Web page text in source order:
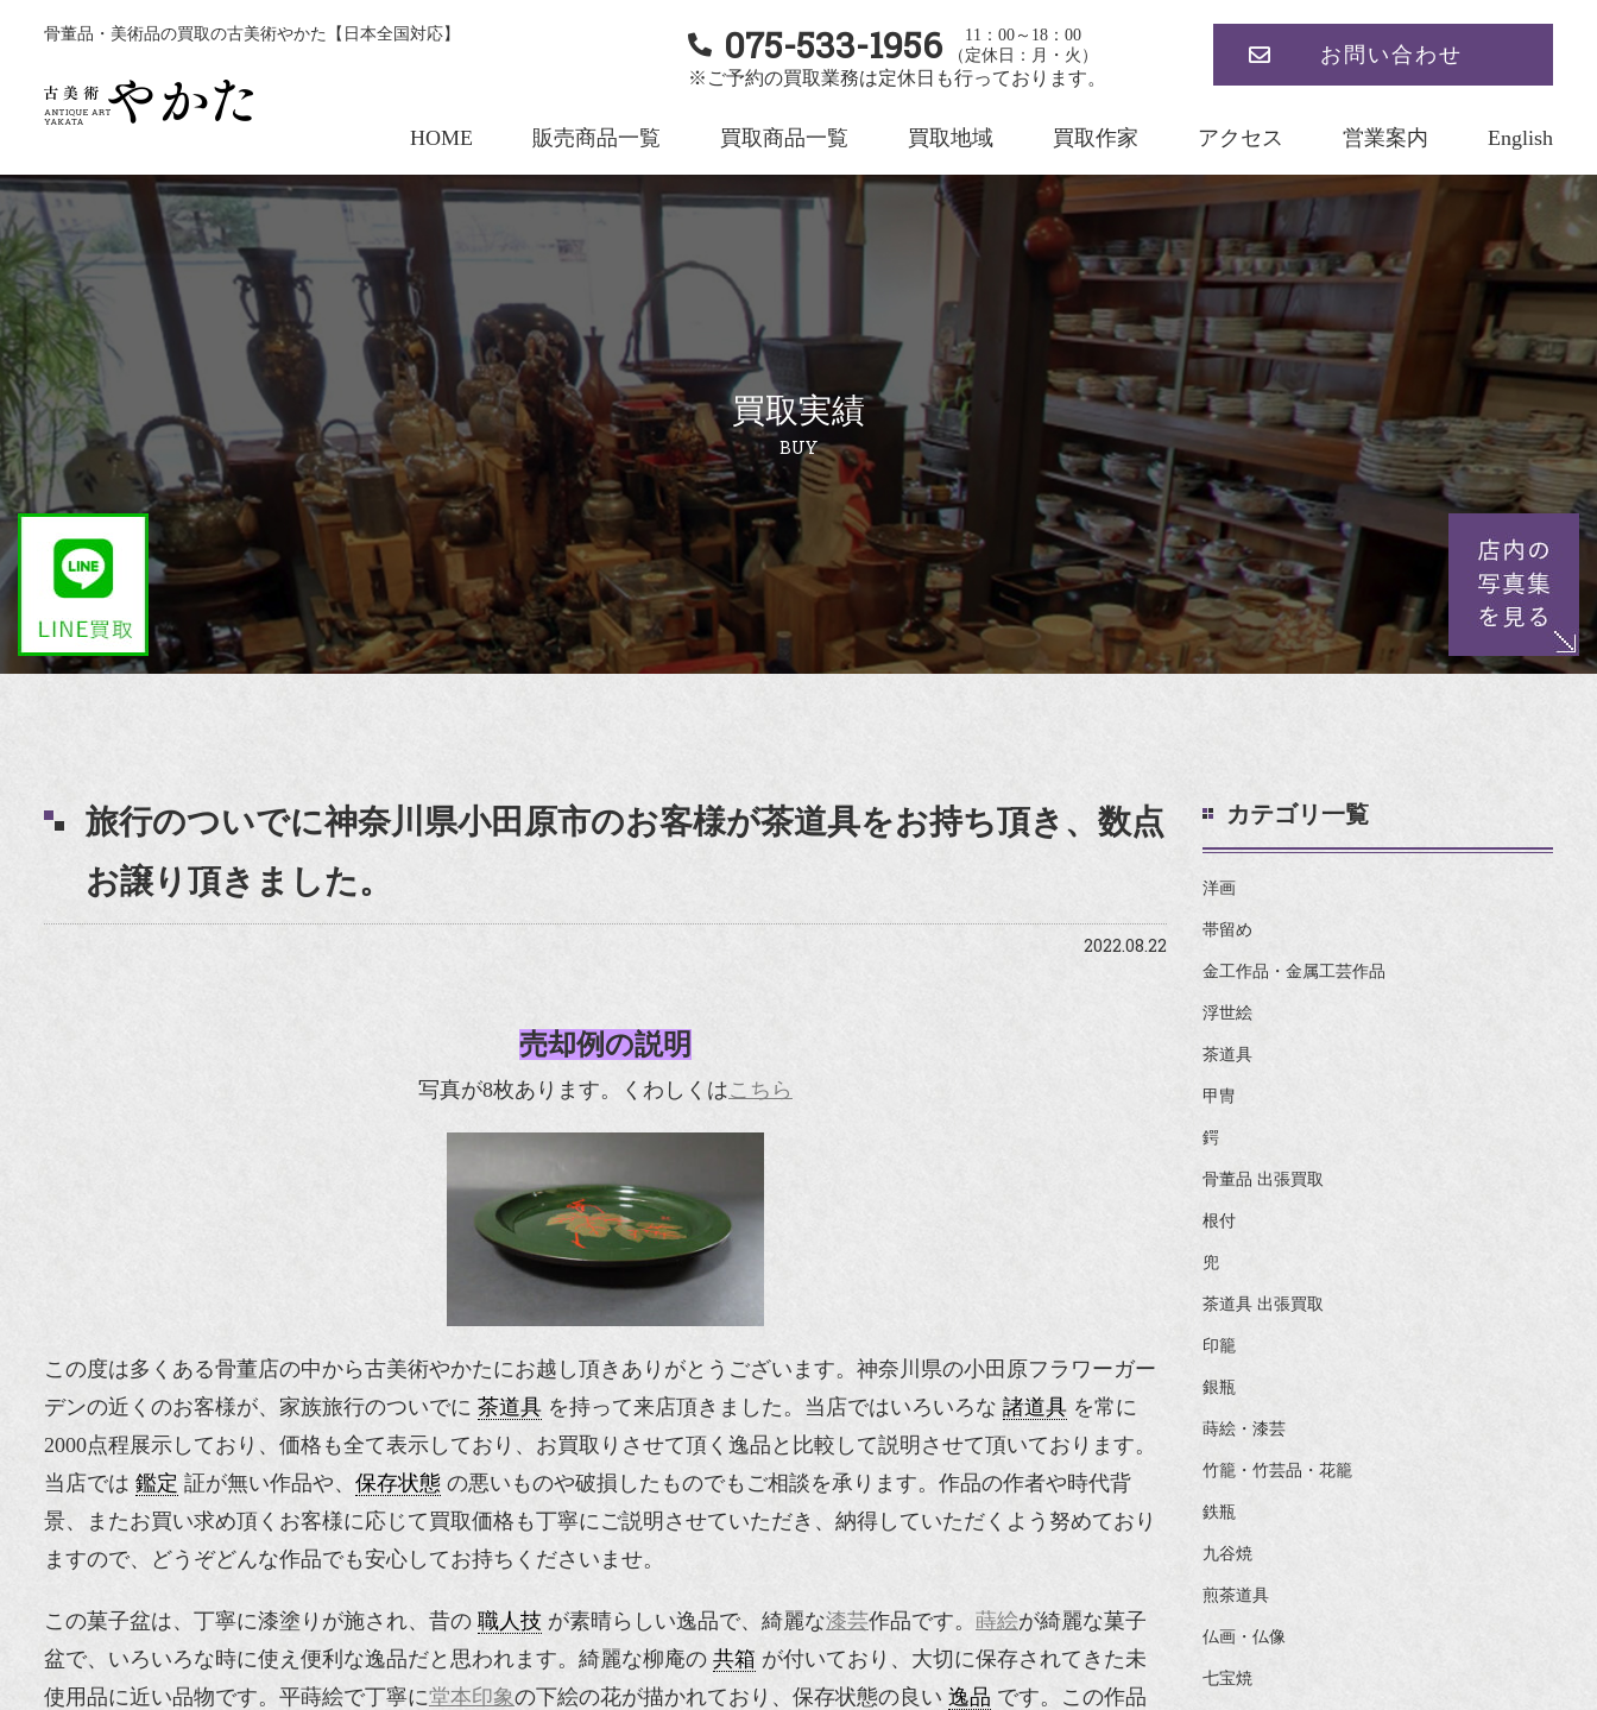
骨董品・美術品の買取の古美術やかた【日本全国対応】 075-533-1956
11：00～18：00
（定休日：月・火）
※ご予約の買取業務は定休日も行っております。
お問い合わせ
HOME 販売商品一覧 買取商品一覧 買取地域 買取作家 アクセス 営業案内 English
買取実績
BUY
旅行のついでに神奈川県小田原市のお客様が茶道具をお持ち頂き、数点
お譲り頂きました。
2022.08.22
売却例の説明
写真が8枚あります。くわしくはこちら
この度は多くある骨董店の中から古美術やかたにお越し頂きありがとうございます。神奈川県の小田原フラワーガー
デンの近くのお客様が、家族旅行のついでに 茶道具 を持って来店頂きました。当店ではいろいろな 諸道具 を常に
2000点程展示しており、価格も全て表示しており、お買取りさせて頂く逸品と比較して説明させて頂いております。
当店では 鑑定 証が無い作品や、 保存状態 の悪いものや破損したものでもご相談を承ります。作品の作者や時代背
景、またお買い求め頂くお客様に応じて買取価格も丁寧にご説明させていただき、納得していただくよう努めており
ますので、どうぞどんな作品でも安心してお持ちくださいませ。
この菓子盆は、丁寧に漆塗りが施され、昔の 職人技 が素晴らしい逸品で、綺麗な漆芸作品です。 蒔絵が綺麗な菓子
盆で、いろいろな時に使え便利な逸品だと思われます。綺麗な柳庵の 共箱 が付いており、大切に保存されてきた未
使用品に近い品物です。平蒔絵で丁寧に堂本印象の下絵の花が描かれており、保存状態の良い 逸品 です。この作品
カテゴリ一覧
洋画
帯留め
金工作品・金属工芸作品
浮世絵
茶道具
甲冑
鍔
骨董品 出張買取
根付
兜
茶道具 出張買取
印籠
銀瓶
蒔絵・漆芸
竹籠・竹芸品・花籠
鉄瓶
九谷焼
煎茶道具
仏画・仏像
七宝焼